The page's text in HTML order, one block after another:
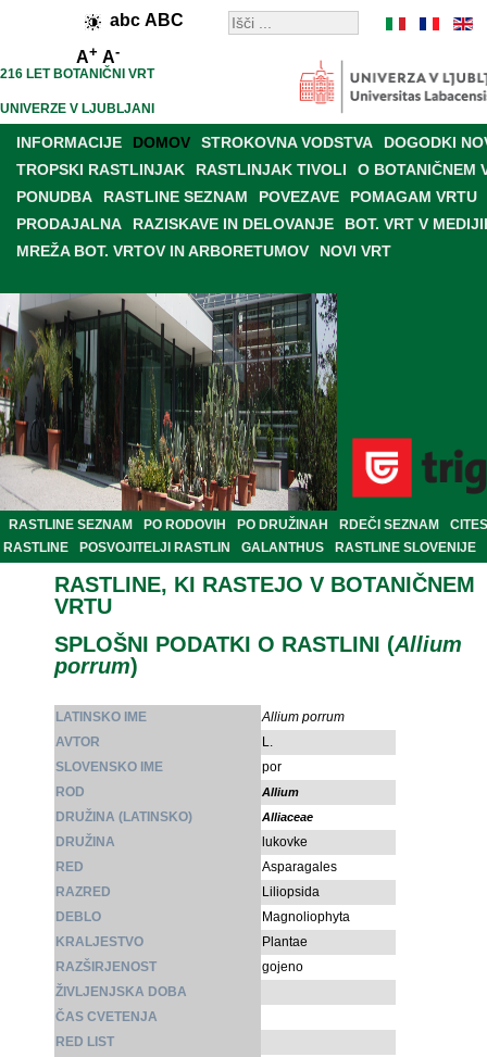
abc ABC
A+ A-
216 LET BOTANIČNI VRT
UNIVERZE V LJUBLJANI
INFORMACIJE DOMOV STROKOVNA VODSTVA
DOGODKI
TROPSKI RASTLINJAK
RASTLINJAK TIVOLI
O BOTANIČNEM
PONUDBA
RASTLINE SEZNAM POVEZAVE
POMAGAM VRTU
PRODAJALNA
RAZISKAVE IN DELOVANJE
BOT. VRT V
MREŽA BOT. VRTOV IN ARBORETUMOV
NOVI VRT
RASTLINE SEZNAM PO RODOVIH PO DRUŽINAH RDEČI SEZNAM
CITES
RASTLINE
POSVOJITELJI RASTLIN GALANTHUS RASTLINE SLOVENIJE
RASTLINE, KI RASTEJO V BOTANIČNEM
VRTU
SPLOŠNI PODATKI O RASTLINI (Allium
porrum)
LATINSKO IME
Allium porrum
AVTOR
L.
SLOVENSKO IME
por
ROD
Allium
DRUŽINA (LATINSKO) Alliaceae
DRUŽINA
lukovke
RED
Asparagales
RAZRED
Liliopsida
DEBLO
Magnoliophyta
KRALJESTVO
Plantae
RAZŠIRJENOST
gojeno
ŽIVLJENJSKA DOBA
ČAS CVETENJA
RED LIST